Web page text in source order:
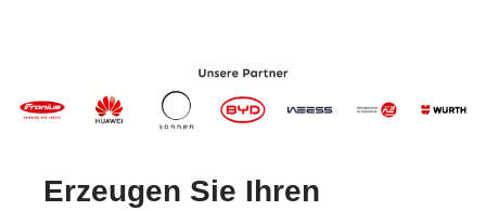
Erzeugen Sie Ihren